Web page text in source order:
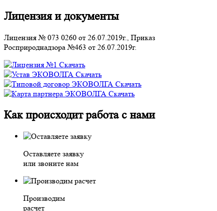
Лицензия и документы
Лицензия № 073 0260 от 26.07.2019г., Приказ
Росприроднадзора №463 от 26.07.2019г.
Скачать
Скачать
Скачать
Скачать
Как происходит работа с нами
Оставляете заявку
или звоните нам
Производим
расчет